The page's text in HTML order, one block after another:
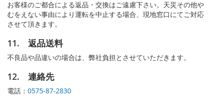
お客様のご都合による返品・交換はご遠慮下さい。天災その他や
むをえない事由により運転を中止する場合、現地窓口にてご対応
させて頂きます。
11. 返品送料
不良品や品違いの場合は、弊社負担とさせていただきます。
12. 連絡先
電話： 0575-87-2830